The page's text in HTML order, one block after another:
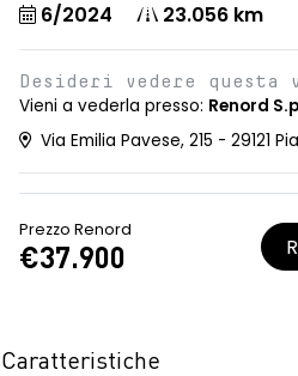
6/2024 23.056 km
Desideri vedere
Vieni a vederla presso: Renord
Via Emilia Pavese, 215 - 29121
Prezzo Renord
€37.900
Caratteristiche